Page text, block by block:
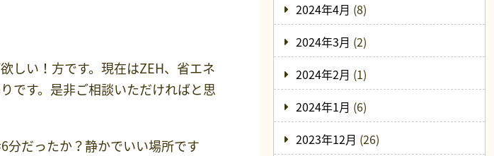
しい！方です。現在はZEH、省エネ
です。是非ご相談いただければと思
分だったか？静かでいい場所です
2024年4月 (8)
2024年3月 (2)
2024年2月 (1)
2024年1月 (6)
2023年12月 (26)